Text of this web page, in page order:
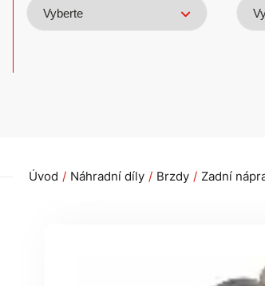
Úvod Náhradní díly Brzdy Zadní